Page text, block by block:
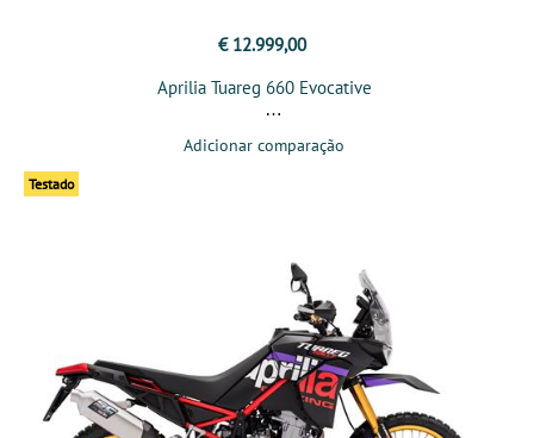
€ 12.999,00
Aprilia Tuareg 660 Evocative
Adicionar comparação
Testado